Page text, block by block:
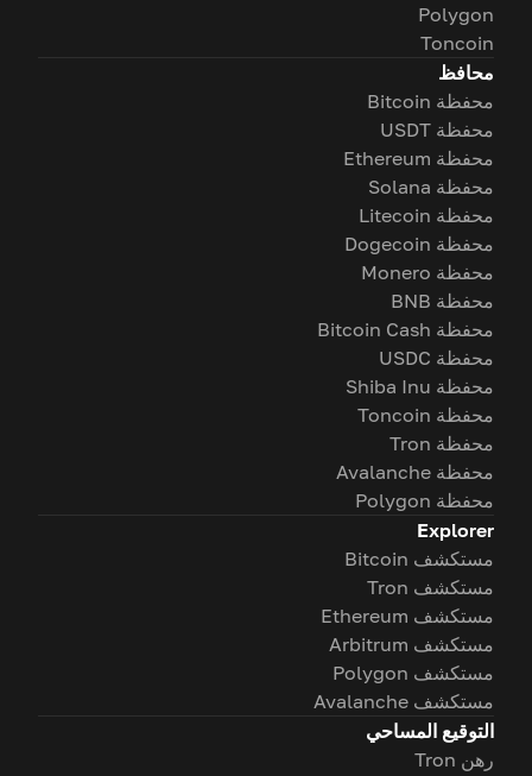
Polygon
Toncoin
محافظ
محفظة Bitcoin
محفظة USDT
محفظة Ethereum
محفظة Solana
محفظة Litecoin
محفظة Dogecoin
محفظة Monero
محفظة BNB
محفظة Bitcoin Cash
محفظة USDC
محفظة Shiba Inu
محفظة Toncoin
محفظة Tron
محفظة Avalanche
محفظة Polygon
Explorer
مستكشف Bitcoin
مستكشف Tron
مستكشف Ethereum
مستكشف Arbitrum
مستكشف Polygon
مستكشف Avalanche
التوقيع المساحي
رهن Tron